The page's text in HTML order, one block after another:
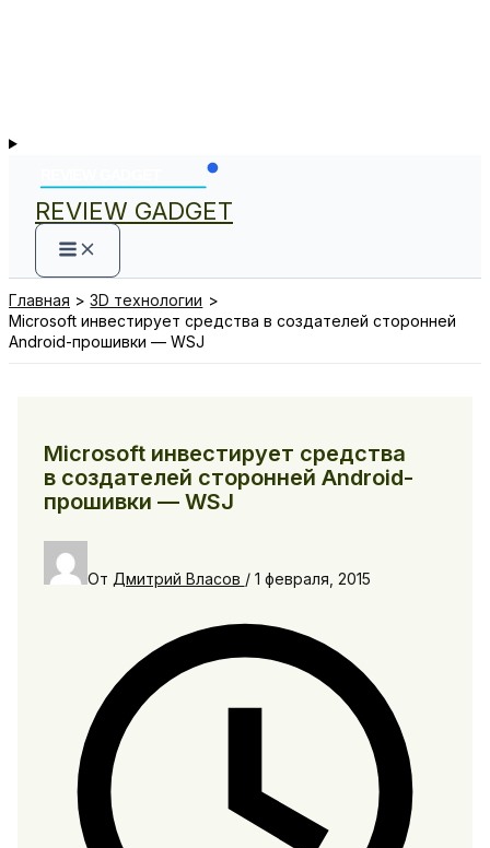
REVIEW GADGET
Главная
3D технологии
Microsoft инвестирует средства в создателей сторонней
Android-прошивки — WSJ
Microsoft инвестирует средства
в создателей сторонней Android-
прошивки — WSJ
От Дмитрий Власов / 1 февраля, 2015